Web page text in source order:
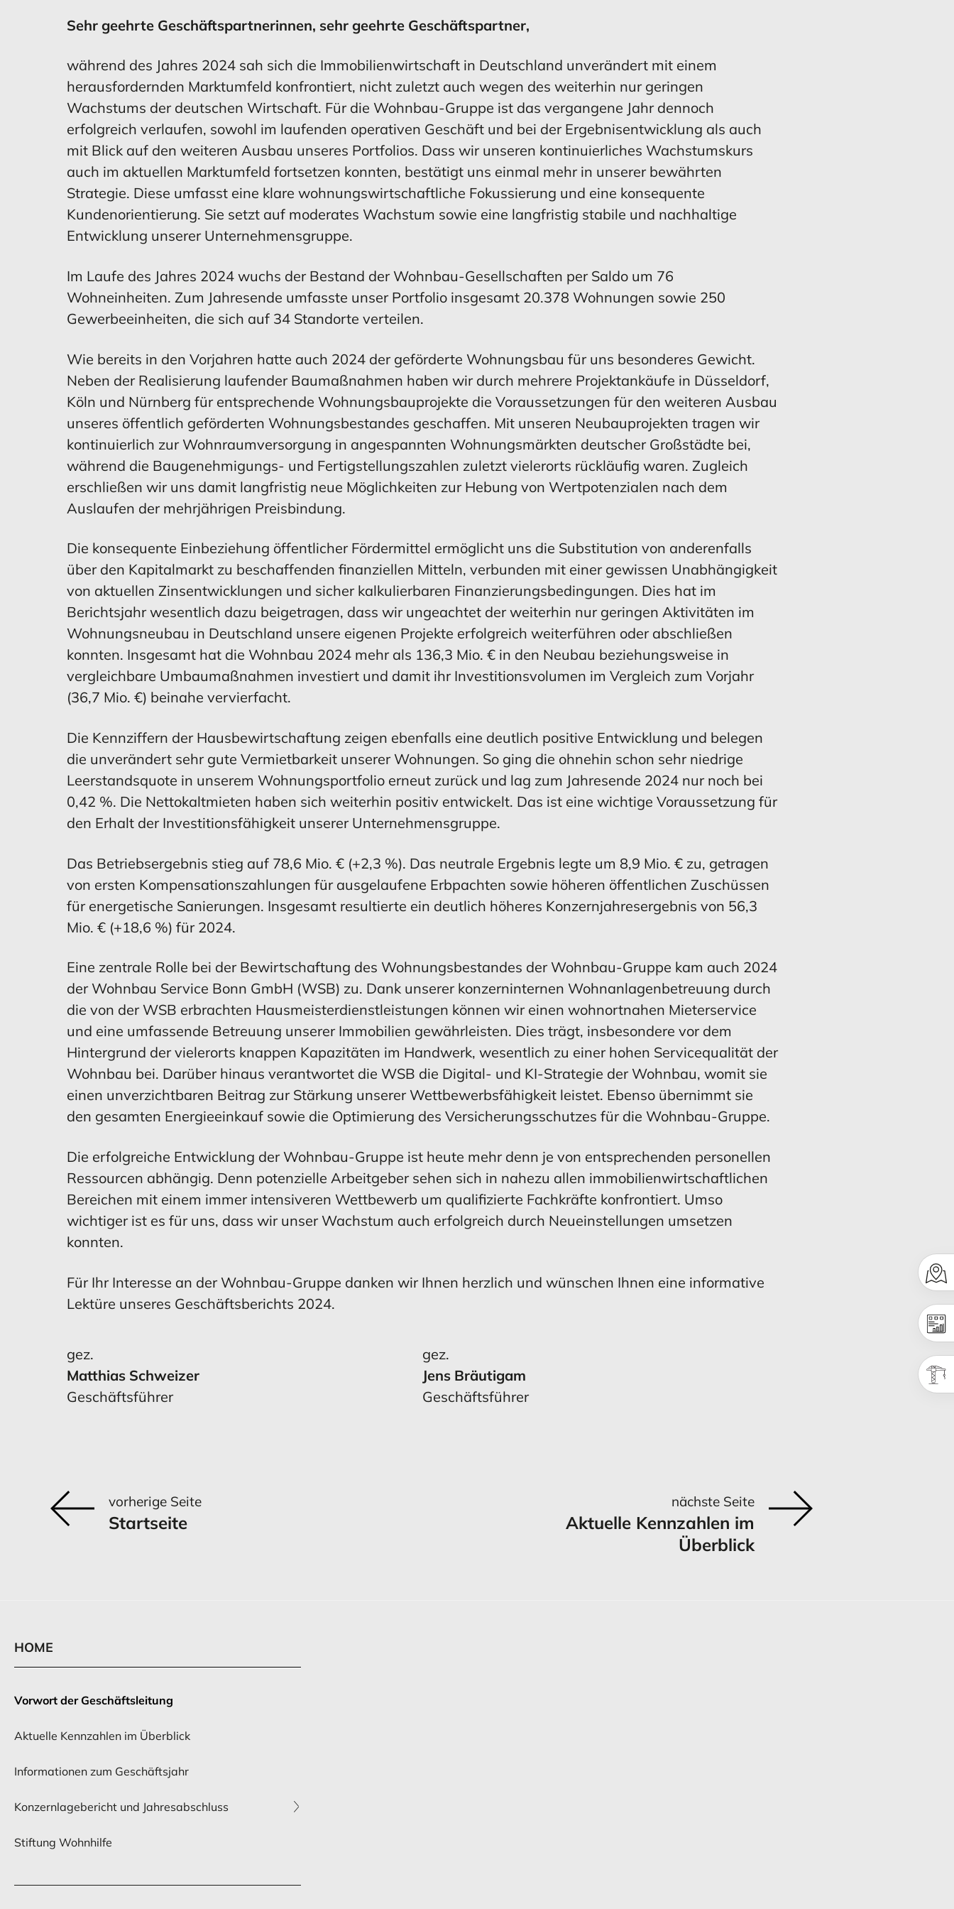
Konzern-Gewinn- und
Verlustrechnung
MEHR ERFAHREN
Konzernkapital­
flussrechnung
MEHR ERFAHREN
Konzernanlagevermögens
MEHR ERFAHREN
Konzernanhang
Investitionen
MEHR ERFAHREN
Vermögens- und
Ertragslage
MEHR ERFAHREN MEHR ERFAHREN
Mitarbeiter Risikomanagement
Sehr geehrte Geschäftspartnerinnen, sehr geehrte Geschäftspartner,
während des Jahres 2024 sah sich die Immobilienwirtschaft in Deutschland unverändert mit einem
herausfordernden Marktumfeld konfrontiert, nicht zuletzt auch wegen des weiterhin nur geringen
Wachstums der deutschen Wirtschaft. Für die Wohnbau-Gruppe ist das vergangene Jahr dennoch
erfolgreich verlaufen, sowohl im laufenden operativen Geschäft und bei der Ergebnisentwicklung als auch
mit Blick auf den weiteren Ausbau unseres Portfolios. Dass wir unseren kontinuierliches Wachstumskurs
auch im aktuellen Marktumfeld fortsetzen konnten, bestätigt uns einmal mehr in unserer bewährten
Strategie. Diese umfasst eine klare wohnungswirtschaftliche Fokussierung und eine konsequente
Kundenorientierung. Sie setzt auf moderates Wachstum sowie eine langfristig stabile und nachhaltige
Entwicklung unserer Unternehmensgruppe.
Im Laufe des Jahres 2024 wuchs der Bestand der Wohnbau-Gesellschaften per Saldo um 76
Wohneinheiten. Zum Jahresende umfasste unser Portfolio insgesamt 20.378 Wohnungen sowie 250
Gewerbeeinheiten, die sich auf 34 Standorte verteilen.
Wie bereits in den Vorjahren hatte auch 2024 der geförderte Wohnungsbau für uns besonderes Gewicht.
Neben der Realisierung laufender Baumaßnahmen haben wir durch mehrere Projektankäufe in Düsseldorf,
Köln und Nürnberg für entsprechende Wohnungsbauprojekte die Voraussetzungen für den weiteren Ausbau
unseres öffentlich geförderten Wohnungsbestandes geschaffen. Mit unseren Neubauprojekten tragen wir
kontinuierlich zur Wohnraumversorgung in angespannten Wohnungsmärkten deutscher Großstädte bei,
während die Baugenehmigungs- und Fertigstellungszahlen zuletzt vielerorts rückläufig waren. Zugleich
erschließen wir uns damit langfristig neue Möglichkeiten zur Hebung von Wertpotenzialen nach dem
Auslaufen der mehrjährigen Preisbindung.
Die konsequente Einbeziehung öffentlicher Fördermittel ermöglicht uns die Substitution von anderenfalls
über den Kapitalmarkt zu beschaffenden finanziellen Mitteln, verbunden mit einer gewissen Unabhängigkeit
von aktuellen Zinsentwicklungen und sicher kalkulierbaren Finanzierungsbedingungen. Dies hat im
Berichtsjahr wesentlich dazu beigetragen, dass wir ungeachtet der weiterhin nur geringen Aktivitäten im
Wohnungsneubau in Deutschland unsere eigenen Projekte erfolgreich weiterführen oder abschließen
konnten. Insgesamt hat die Wohnbau 2024 mehr als 136,3 Mio. € in den Neubau beziehungsweise in
vergleichbare Umbaumaßnahmen investiert und damit ihr Investitionsvolumen im Vergleich zum Vorjahr
(36,7 Mio. €) beinahe vervierfacht.
Die Kennziffern der Hausbewirtschaftung zeigen ebenfalls eine deutlich positive Entwicklung und belegen
die unverändert sehr gute Vermietbarkeit unserer Wohnungen. So ging die ohnehin schon sehr niedrige
Leerstandsquote in unserem Wohnungsportfolio erneut zurück und lag zum Jahresende 2024 nur noch bei
0,42 %. Die Nettokaltmieten haben sich weiterhin positiv entwickelt. Das ist eine wichtige Voraussetzung für
den Erhalt der Investitionsfähigkeit unserer Unternehmensgruppe.
Das Betriebsergebnis stieg auf 78,6 Mio. € (+2,3 %). Das neutrale Ergebnis legte um 8,9 Mio. € zu, getragen
von ersten Kompensationszahlungen für ausgelaufene Erbpachten sowie höheren öffentlichen Zuschüssen
für energetische Sanierungen. Insgesamt resultierte ein deutlich höheres Konzernjahresergebnis von 56,3
Mio. € (+18,6 %) für 2024.
Eine zentrale Rolle bei der Bewirtschaftung des Wohnungsbestandes der Wohnbau-Gruppe kam auch 2024
der Wohnbau Service Bonn GmbH (WSB) zu. Dank unserer konzerninternen Wohnanlagenbetreuung durch
die von der WSB erbrachten Hausmeisterdienstleistungen können wir einen wohnortnahen Mieterservice
und eine umfassende Betreuung unserer Immobilien gewährleisten. Dies trägt, insbesondere vor dem
Hintergrund der vielerorts knappen Kapazitäten im Handwerk, wesentlich zu einer hohen Servicequalität der
Wohnbau bei. Darüber hinaus verantwortet die WSB die Digital- und KI-Strategie der Wohnbau, womit sie
einen unverzichtbaren Beitrag zur Stärkung unserer Wettbewerbsfähigkeit leistet. Ebenso übernimmt sie
den gesamten Energieeinkauf sowie die Optimierung des Versicherungsschutzes für die Wohnbau-Gruppe.
Die erfolgreiche Entwicklung der Wohnbau-Gruppe ist heute mehr denn je von entsprechenden personellen
Ressourcen abhängig. Denn potenzielle Arbeitgeber sehen sich in nahezu allen immobilienwirtschaftlichen
Bereichen mit einem immer intensiveren Wettbewerb um qualifizierte Fachkräfte konfrontiert. Umso
wichtiger ist es für uns, dass wir unser Wachstum auch erfolgreich durch Neueinstellungen umsetzen
konnten.
Für Ihr Interesse an der Wohnbau-Gruppe danken wir Ihnen herzlich und wünschen Ihnen eine informative
Lektüre unseres Geschäftsberichts 2024.
gez.
Matthias Schweizer
Geschäftsführer
gez.
Jens Bräutigam
Geschäftsführer
vorherige Seite
Startseite
nächste Seite
Aktuelle Kennzahlen im
Überblick
HOME
Vorwort der Geschäftsleitung
Aktuelle Kennzahlen im Überblick
Informationen zum Geschäftsjahr
Konzernlagebericht und Jahresabschluss
Stiftung Wohnhilfe
Konzern-Gewinn- und
Verlustrechnung
MEHR ERFAHREN
Konzernkapital­flussrechnung
MEHR ERFAHREN
Entwicklung des
Bestätigungsvermerk
Investitionen
MEHR ERFAHREN
Vermögens- und Ertragslage
MEHR ERFAHREN
Mitarbeiter Risikomanagement